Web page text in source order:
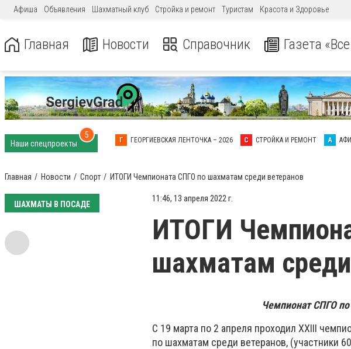
Афиша Объявления Шахматный клуб Стройка и ремонт Туристам Красота и Здоровье
Главная Новости Справочник Газета
Наши спецпроекты
5
Г ГЕОРГИЕВСКАЯ ЛЕНТОЧКА – 2026 С СТРОЙКА И РЕМОНТ А
Главная Новости Спорт ИТОГИ Чемпионата СПГО по шахматам среди ветеранов
ШАХМАТЫ В ПОСАДЕ
11:46, 13 апреля 2022 г.
ИТОГИ
шахматам
Чемпионат СПГО
С 19 марта по 2 апреля проходил XXIII
по шахматам среди ветеранов, (участники